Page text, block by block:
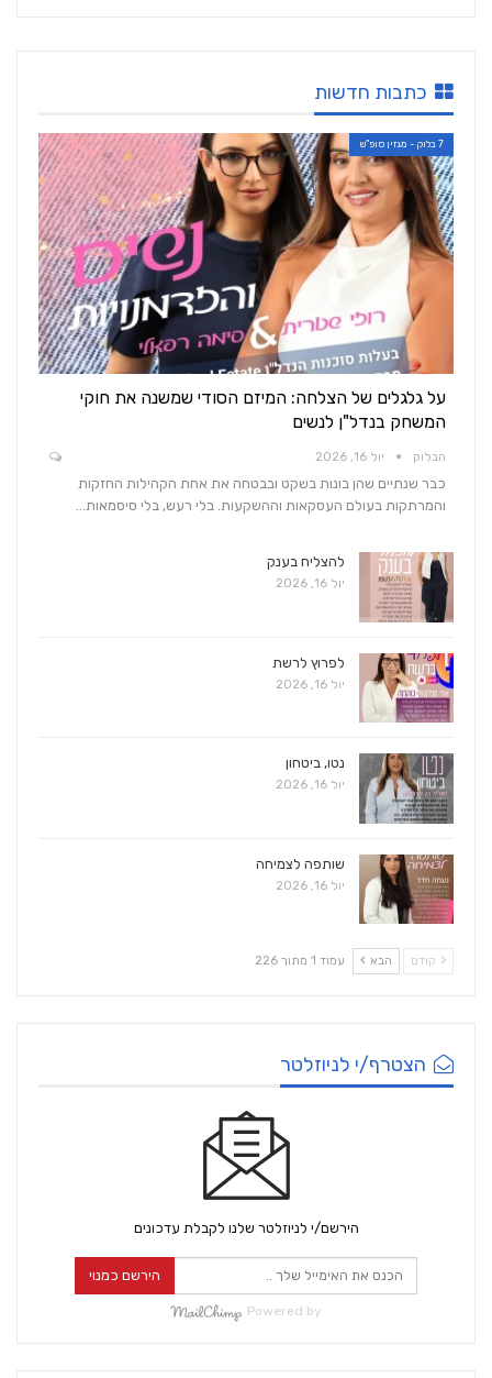
כתבות חדשות
7 בלוק - מגזין סופ"ש
על גלגלים של הצלחה: המיזם הסודי שמשנה את חוקי
המשחק בנדל"ן לנשים
הבלוק יול 16, 2026
כבר שנתיים שהן בונות בשקט ובבטחה את אחת הקהילות החזקות
והמרתקות בעולם העסקאות וההשקעות. בלי רעש, בלי סיסמאות…
להצליח בענק
יול 16, 2026
לפרוץ לרשת
יול 16, 2026
נטו, ביטחון
יול 16, 2026
שותפה לצמיחה
יול 16, 2026
קודם הבא עמוד 1 מתוך 226
הצטרף/י לניוזלטר
הירשם/י לניוזלטר שלנו לקבלת עדכונים
הירשם כמנוי
Powered by